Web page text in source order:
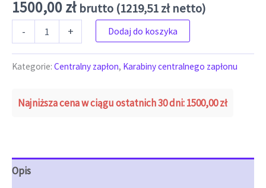
1500,00zł brutto (1219,51złnetto)
-
ilość MAUSER / VOERE 30-06
+ Dodaj do koszyka
Kategorie: Centralny zapłon, Karabiny centralnego zapłonu
Najniższa cena w ciągu ostatnich 30 dni:1500,00zł
Opis